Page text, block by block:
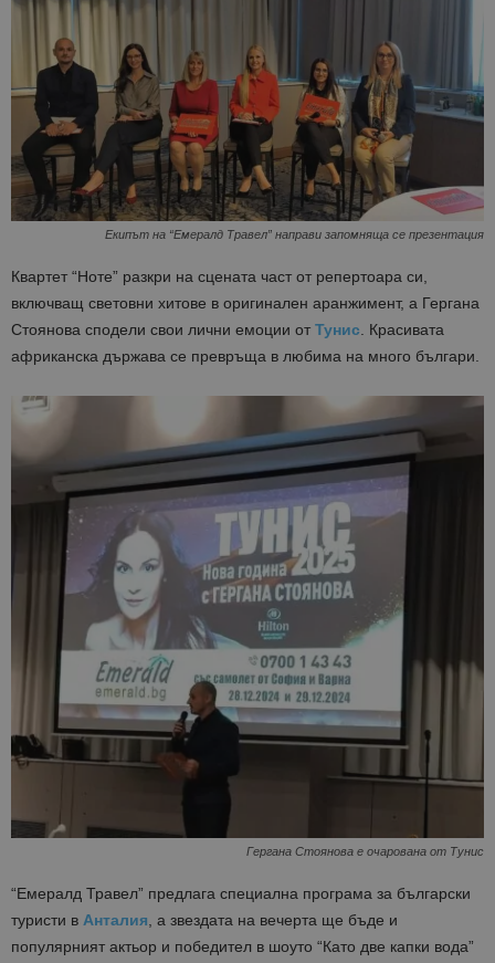
Екипът на “Емералд Травел” направи запомняща се презентация
Квартет “Ноте” разкри на сцената част от репертоара си,
включващ световни хитове в оригинален аранжимент, а Гергана
Стоянова сподели свои лични емоции от Тунис . Красивата
африканска държава се превръща в любима на много българи.
Гергана Стоянова е очарована от Тунис
“Емералд Травел” предлага специална програма за български
туристи в Анталия, а звездата на вечерта ще бъде и
популярният актьор и победител в шоуто “Като две капки вода”